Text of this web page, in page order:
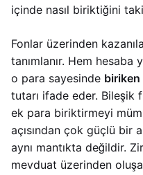
içinde nasıl biriktiğini
Fonlar üzerinden
tanımlanır. Hem hesaba
o para sayesinde biriken
tutarı ifade eder. Bileşik
ek para biriktirmeyi
açısından çok güçlü bir
aynı mantıkta değildir.
mevduat üzerinden